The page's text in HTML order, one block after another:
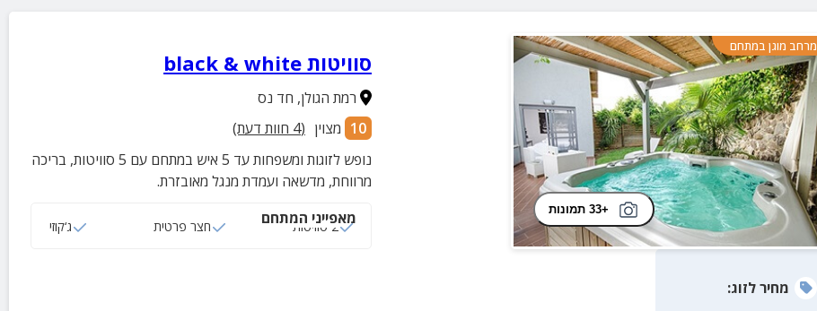
מרחב מוגן במתחם
+33 תמונות
סוויטות black & white
רמת הגולן, חד נס
10 מצוין (
4 חוות דעת)
נופש לזוגות ומשפחות עד 5 איש במתחם עם 5 סוויטות, בריכה
מרווחת, מדשאה ועמדת מנגל מאובזרת.
מאפייני המתחם
2 סוויטות חצר פרטית ג‘קוזי
מחירלזוג: